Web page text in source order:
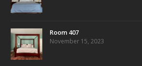
Room 407
November 15, 2023